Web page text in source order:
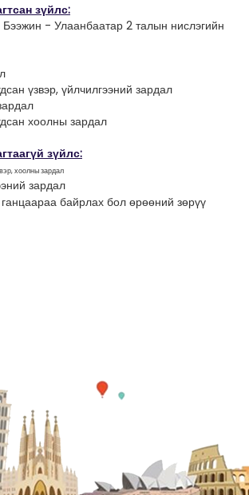
зүйлс:
- Улаанбаатар 2 талын нислэгийн
үзвэр, үйлчилгээний зардал
хоолны зардал
зүйлс:
хоолны зардал
зардал
байрлах бол өрөөний зөрүү